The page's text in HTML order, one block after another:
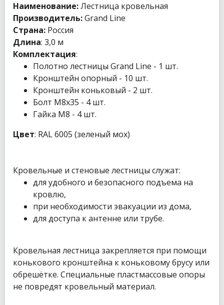
Наименование:Лестница кровельная
Производитель:Grand Line
Страна: Россия
Длина: 3,0 м
Комплектация:
Полотно лестницы Grand Line - 1 шт.
Кронштейн опорный - 10 шт.
Кронштейн коньковый - 2 шт.
Болт М8х35 - 4 шт.
Гайка М8 - 4 шт.
Цвет: RAL 6005 (зеленый мох)
Кровельные и стеновые лестницы служат:
для удобного и безопасного подъема на
кровлю,
при необходимости эвакуации из дома,
для доступа к антенне или трубе.
Кровельная лестница закрепляется при помощи
конькового кронштейна к коньковому брусу или
обрешётке. Специальные пластмассовые опоры
не повредят кровельный материал.